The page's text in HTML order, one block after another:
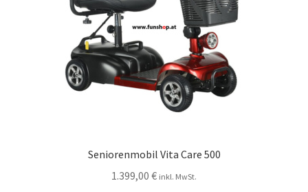
Seniorenmobil Vita Care 500
1.399,00 € inkl. MwSt.